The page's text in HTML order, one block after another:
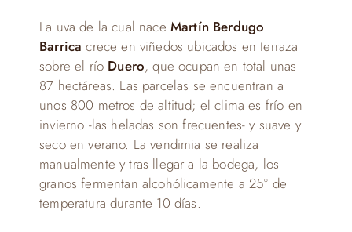
La uva de la cual nace Martín Berdugo
Barrica crece en viñedos ubicados en terraza
sobre el río Duero, que ocupan en total unas
87 hectáreas. Las parcelas se encuentran a
unos 800 metros de altitud; el clima es frío en
invierno -las heladas son frecuentes- y suave y
seco en verano. La vendimia se realiza
manualmente y tras llegar a la bodega, los
granos fermentan alcohólicamente a 25º de
temperatura durante 10 días.